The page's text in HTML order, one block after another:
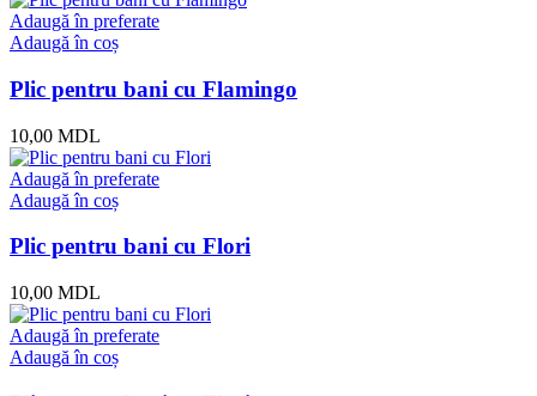
Adaugă în preferate
Adaugă în coș
Plic pentru bani cu Flamingo
10,00 MDL
Adaugă în preferate
Adaugă în coș
Plic pentru bani cu Flori
10,00 MDL
Adaugă în preferate
Adaugă în coș